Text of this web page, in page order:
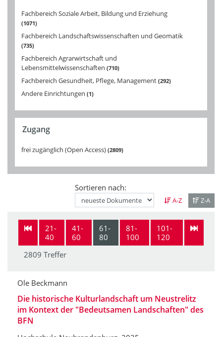
Fachbereich Soziale Arbeit, Bildung und Erziehung
1071
Fachbereich Landschaftswissenschaften und Geomatik
735
Fachbereich Agrarwirtschaft und
Lebensmittelwissenschaften 710
Fachbereich Gesundheit, Pflege, Management 292
Andere Einrichtungen 1
Zugang
frei zugänglich (Open Access) 2809
Sortieren nach:
A-Z Z-A
21-
40
41-
60
61-
80
81-
100
101-
120
2809 Treffer
Ole Beckmann
Die historische Kulturlandschaft um Neustrelitz
im Kontext der "Bedeutsamen Landschaften" des
BFN